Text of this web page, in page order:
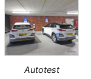
Autotest